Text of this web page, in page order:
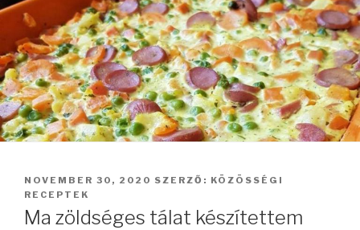
BEKÜLDVE:
NOVEMBER 30, 2020 SZERZŐ: KÖZÖSSÉGI
RECEPTEK
Ma zöldséges tálat készítettem